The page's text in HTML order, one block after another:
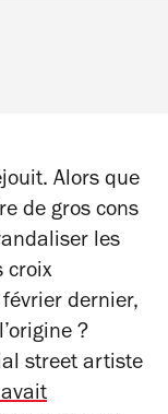
Alors que
de gros cons
les
croix
dernier,
?
street artiste